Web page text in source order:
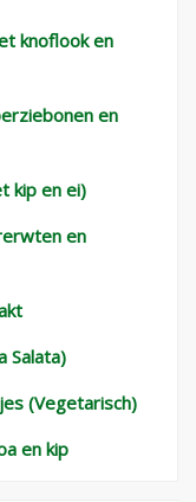
knoflook en
en
kip en ei)
en
Salata)
(Vegetarisch)
en kip